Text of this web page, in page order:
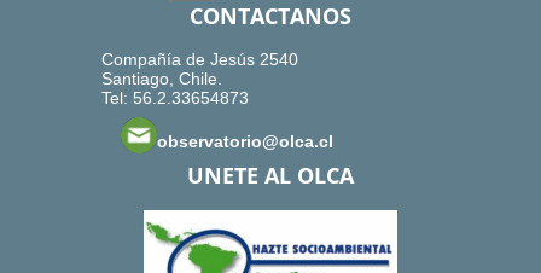
CONTACTANOS
Compañía de Jesús 2540
Santiago, Chile.
Tel: 56.2.33654873
observatorio@olca.cl
UNETE AL OLCA